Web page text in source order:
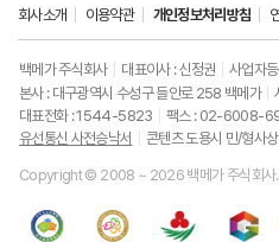
회사소개 이용약관 개인정보처리방침
백메가 주식회사 대표이사 : 신정권
사업자
본사 : 대구광역시 수성구 들안로 258 백메가
대표전화 : 1544-5823
팩스 : 02-6008-
유선통신 사전승낙서
콘텐츠 도용시 민/형사
Copyright © 2008 ~ 2026 백메가 주식회사.
랑